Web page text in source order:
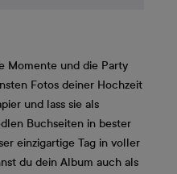
Momente und die Party
Fotos deiner Hochzeit
und lass sie als
Buchseiten in bester
einzigartige Tag in voller
du dein Album auch als